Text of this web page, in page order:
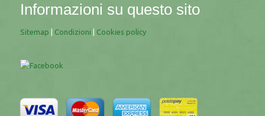
Informazioni su questo sito
Sitemap Condizioni Cookies policy